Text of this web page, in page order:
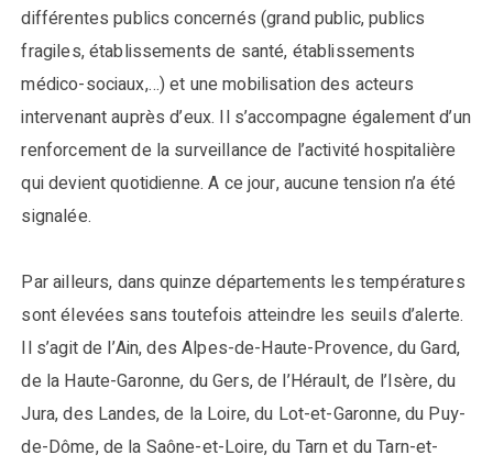
différentes publics concernés (grand public, publics
fragiles, établissements de santé, établissements
médico-sociaux,…) et une mobilisation des acteurs
intervenant auprès d’eux. Il s’accompagne également d’un
renforcement de la surveillance de l’activité hospitalière
qui devient quotidienne. A ce jour, aucune tension n’a été
signalée.
Par ailleurs, dans quinze départements les températures
sont élevées sans toutefois atteindre les seuils d’alerte.
Il s’agit de l’Ain, des Alpes-de-Haute-Provence, du Gard,
de la Haute-Garonne, du Gers, de l’Hérault, de l’Isère, du
Jura, des Landes, de la Loire, du Lot-et-Garonne, du Puy-
de-Dôme, de la Saône-et-Loire, du Tarn et du Tarn-et-